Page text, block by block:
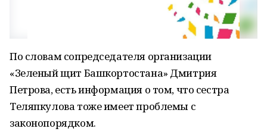
По словам сопредседателя организации
«Зеленый щит Башкортостана» Дмитрия
Петрова, есть информация о том, что сестра
Теляпкулова тоже имеет проблемы с
законопорядком.